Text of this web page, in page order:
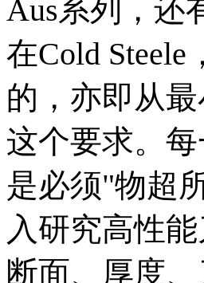
Aus系列，还
在Cold
的，亦即从
这个要求。
是必须"物超
入研究高性
断面、厚度